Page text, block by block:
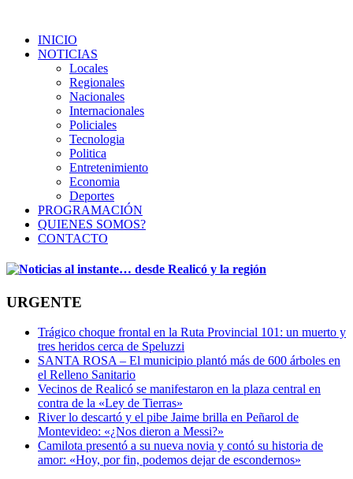
INICIO
NOTICIAS
Locales
Regionales
Nacionales
Internacionales
Policiales
Tecnologia
Politica
Entretenimiento
Economia
Deportes
PROGRAMACIÓN
QUIENES SOMOS?
CONTACTO
URGENTE
Trágico choque frontal en la Ruta Provincial 101: un muerto y
tres heridos cerca de Speluzzi
SANTA ROSA – El municipio plantó más de 600 árboles en
el Relleno Sanitario
Vecinos de Realicó se manifestaron en la plaza central en
contra de la «Ley de Tierras»
River lo descartó y el pibe Jaime brilla en Peñarol de
Montevideo: «¿Nos dieron a Messi?»
Camilota presentó a su nueva novia y contó su historia de
amor: «Hoy, por fin, podemos dejar de escondernos»